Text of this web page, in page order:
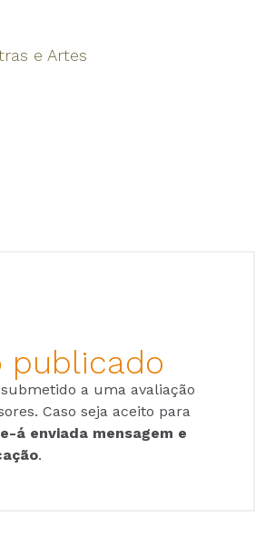
e Artes
publicado
a uma avaliação
Caso seja aceito para
á enviada mensagem e
.